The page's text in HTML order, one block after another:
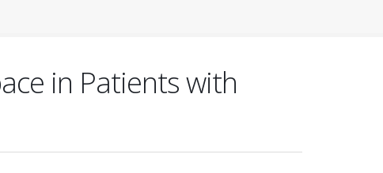
in Patients with